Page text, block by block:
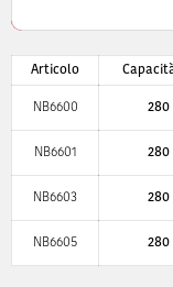
Articolo
NB6600 280
NB6601 280
NB6603 280
NB6605 280